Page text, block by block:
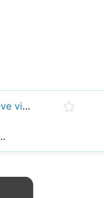
Hvorfor skulle en 9 åring oppleve visuelle og auditive hallusinasjoner?
din vokst til øret?